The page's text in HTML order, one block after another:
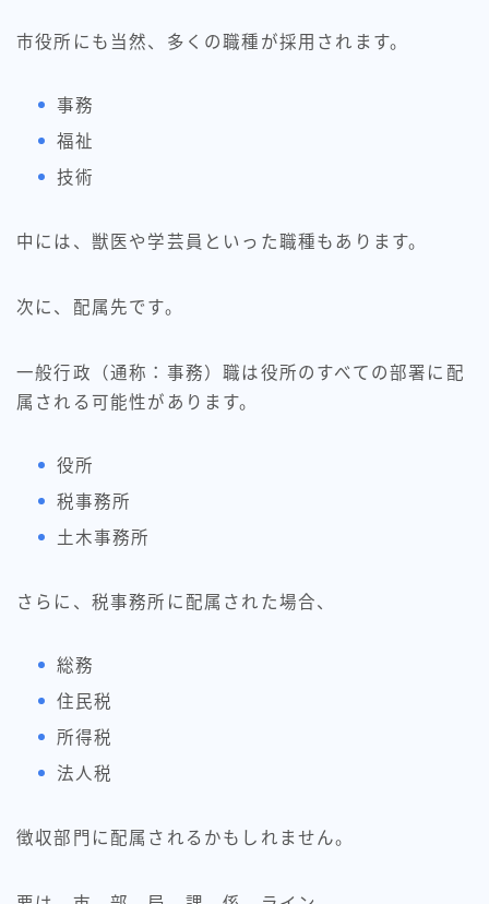
市役所にも当然、多くの職種が採用されます。
事務
福祉
技術
中には、獣医や学芸員といった職種もあります。
次に、配属先です。
一般行政（通称：事務）職は役所のすべての部署に配
属される可能性があります。
役所
税事務所
土木事務所
さらに、税事務所に配属された場合、
総務
住民税
所得税
法人税
徴収部門に配属されるかもしれません。